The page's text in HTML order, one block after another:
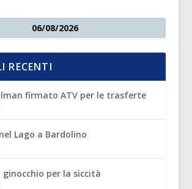
06/08/2026
RECENTI
firmato ATV per le trasferte
Lago a Bardolino
ginocchio per la siccità